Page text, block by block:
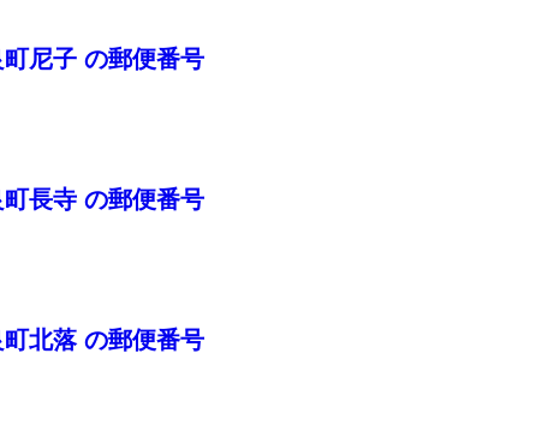
尼子 の郵便番号
長寺 の郵便番号
北落 の郵便番号